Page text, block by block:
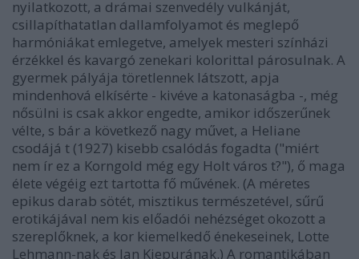
nyilatkozott, a drámai szenvedély vulkánját,
csillapíthatatlan dallamfolyamot és meglepő
harmóniákat emlegetve, amelyek mesteri színházi
érzékkel és kavargó zenekari kolorittal párosulnak. A
gyermek pályája töretlennek látszott, apja
mindenhová elkísérte - kivéve a katonaságba -, még
nősülni is csak akkor engedte, amikor időszerűnek
vélte, s bár a következő nagy művet, a Heliane
csodájá t (1927) kisebb csalódás fogadta ("miért
nem ír ez a Korngold még egy Holt város t?"), ő maga
élete végéig ezt tartotta fő művének. (A méretes
epikus darab sötét, misztikus természetével, sűrű
erotikájával nem kis előadói nehézséget okozott a
szereplőknek, a kor kiemelkedő énekeseinek, Lotte
Lehmann-nak és Jan Kiepurának.) A romantikában